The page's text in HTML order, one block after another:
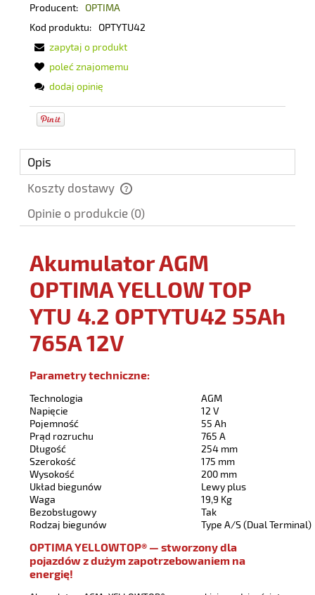
Producent: OPTIMA
Kod produktu: OPTYTU42
zapytaj o produkt
poleć znajomemu
dodaj opinię
Opis
Koszty dostawy
Cena nie zawiera ewentualnych kosztów płatności
Opinie o produkcie (0)
Akumulator AGM
OPTIMA YELLOW TOP
YTU 4.2 OPTYTU42 55Ah
765A 12V
Parametry techniczne:
Technologia
AGM
Napięcie
12 V
Pojemność
55 Ah
Prąd rozruchu
765 A
Długość
254 mm
Szerokość
175 mm
Wysokość
200 mm
Układ biegunów
Lewy plus
Waga
19,9 Kg
Bezobsługowy
Tak
Rodzaj biegunów
Type A/S (Dual Terminal)
OPTIMA YELLOWTOP® — stworzony dla
pojazdów z dużym zapotrzebowaniem na
energię!